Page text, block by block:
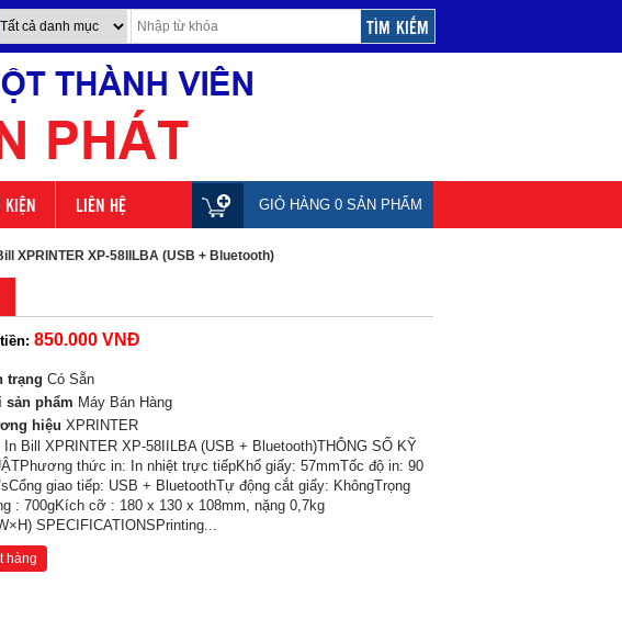
LIÊN HỆ GIỎ HÀNG 0 SẢN PHẨM
XPRINTER XP-58IILBA (USB + Bluetooth)
850.000 VNĐ
trạng Có Sẵn
sản phẩm Máy Bán Hàng
hiệu XPRINTER
In Bill XPRINTER XP-58IILBA (USB + Bluetooth)THÔNG SỐ KỸ
thức in: In nhiệt trực tiếpKhổ giấy: 57mmTốc độ in: 90
giao tiếp: USB + BluetoothTự động cắt giấy: KhôngTrọng
: 700gKích cỡ : 180 x 130 x 108mm, nặng 0,7kg
SPECIFICATIONSPrinting...
hàng